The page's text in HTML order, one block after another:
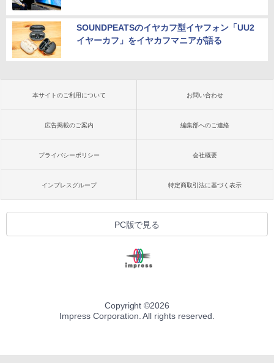
SOUNDPEATSのイヤカフ型イヤフォン「UU2
イヤーカフ」をイヤカフマニアが語る
本サイトのご利用について お問い合わせ
広告掲載のご案内 編集部へのご連絡
プライバシーポリシー 会社概要
インプレスグループ 特定商取引法に基づく表示
PC版で見る
Copyright ©2026
Impress Corporation. All rights reserved.